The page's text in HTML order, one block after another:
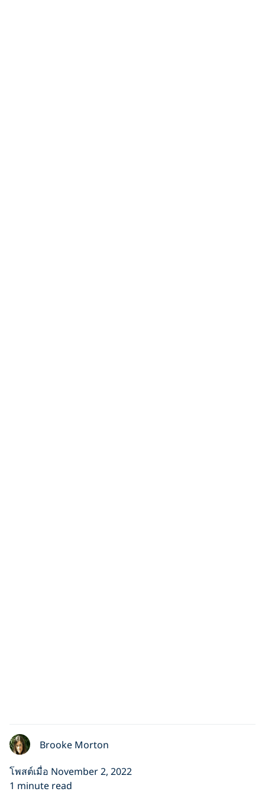
Brooke Morton
โพสต์เมื่อ November 2, 2022
1 minute read